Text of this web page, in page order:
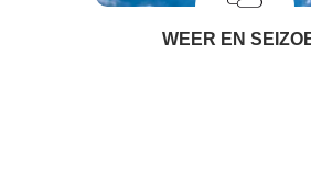
WEER EN